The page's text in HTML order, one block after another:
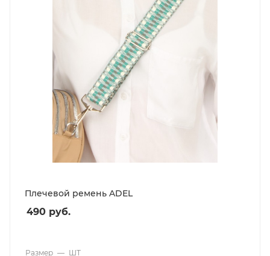
Плечевой ремень ADEL
490 руб.
Размер — ШТ